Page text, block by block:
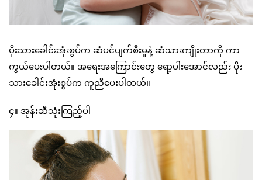
ပိုးသားခေါင်းအုံးစွပ်က ဆံပင်ပျက်စီးမှုနဲ့ ဆံသားကျိုးတာကို ကာ
ကွယ်ပေးပါတယ်။ အရေးအကြောင်းတွေ ရော့ပါးအောင်လည်း ပိုး
သားခေါင်းအုံးစွပ်က ကူညီပေးပါတယ်။
၄။ အုန်းဆီသုံးကြည့်ပါ